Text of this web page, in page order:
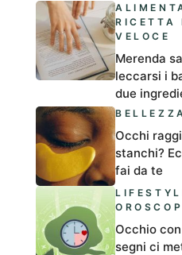
RICETTA
VELOCE
Merenda
leccarsi i
due
BELLEZZA
Occhi
stanchi?
fai da te
Occhio
segni ci